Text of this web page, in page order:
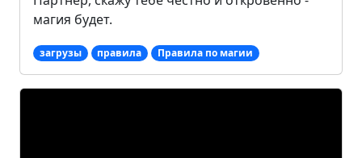
магия будет.
загрузы правила Правила по магии